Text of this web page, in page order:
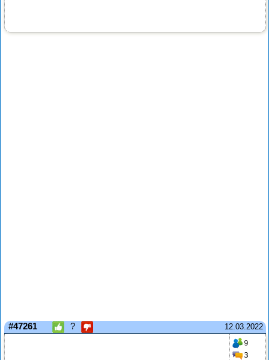
12.03.2022
#47261 ?
9
3